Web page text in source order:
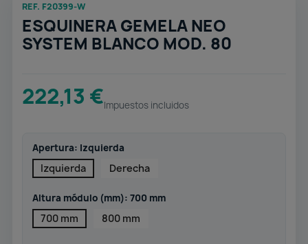
REF. F20399-W
ESQUINERA GEMELA NEO
SYSTEM BLANCO MOD. 80
222,13 €Impuestos incluidos
Apertura: Izquierda
Izquierda Derecha
Altura módulo (mm): 700 mm
700 mm 800 mm